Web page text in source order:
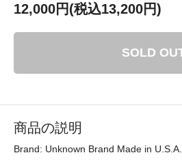
12,000円(税込13,200円)
SOLD
商品の説明
Brand: Unknown Brand Made in U.S.A.